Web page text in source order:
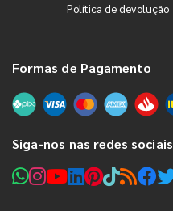
Política de devolução
Formas de Pagamento
Siga-nos nas redes sociais